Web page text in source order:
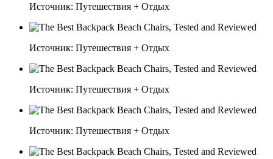
Источник: Путешествия + Отдых
Источник: Путешествия + Отдых
Источник: Путешествия + Отдых
Источник: Путешествия + Отдых